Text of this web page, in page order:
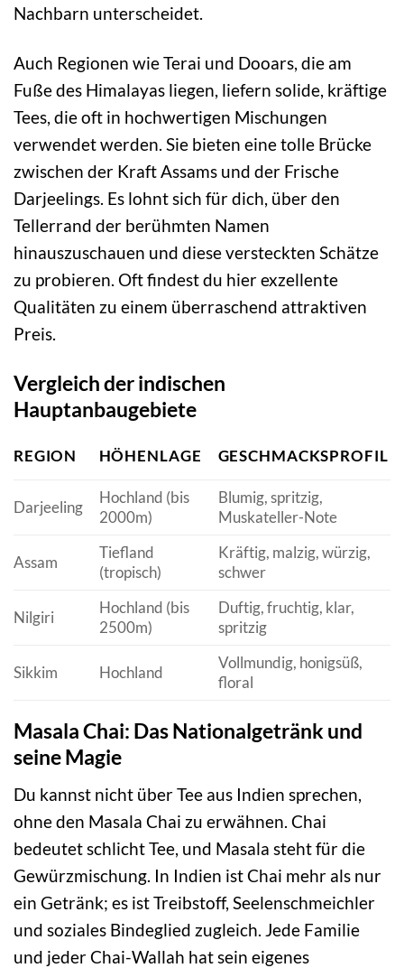
Nachbarn unterscheidet.
Auch Regionen wie Terai und Dooars, die am
Fuße des Himalayas liegen, liefern solide, kräftige
Tees, die oft in hochwertigen Mischungen
verwendet werden. Sie bieten eine tolle Brücke
zwischen der Kraft Assams und der Frische
Darjeelings. Es lohnt sich für dich, über den
Tellerrand der berühmten Namen
hinauszuschauen und diese versteckten Schätze
zu probieren. Oft findest du hier exzellente
Qualitäten zu einem überraschend attraktiven
Preis.
Vergleich der indischen
Hauptanbaugebiete
REGION HÖHENLAGE GESCHMACKSPROFIL
Darjeeling
Hochland (bis
2000m)
Blumig, spritzig,
Muskateller-Note
Assam
Tiefland
(tropisch)
Kräftig, malzig, würzig,
schwer
Nilgiri
Hochland (bis
2500m)
Duftig, fruchtig, klar,
spritzig
Sikkim Hochland
Vollmundig, honigsüß,
floral
Masala Chai: Das Nationalgetränk und
seine Magie
Du kannst nicht über Tee aus Indien sprechen,
ohne den Masala Chai zu erwähnen. Chai
bedeutet schlicht Tee, und Masala steht für die
Gewürzmischung. In Indien ist Chai mehr als nur
ein Getränk; es ist Treibstoff, Seelenschmeichler
und soziales Bindeglied zugleich. Jede Familie
und jeder Chai-Wallah hat sein eigenes